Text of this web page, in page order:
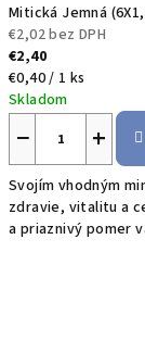
Mitická Jemná
€2,02 bez DPH
€2,40
Jednotková
cena:
€0,40 / 1 ks
Skladom
+
−
Svojím vhodným
zdravie, vitalitu a
a priaznivý pomer